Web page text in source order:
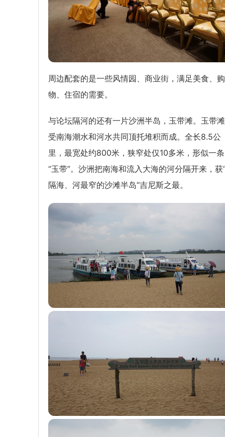
周边配套的是一些风情园、商业街，满足美食、购
物、住宿的需要。
与论坛隔河的还有一片沙洲半岛，玉带滩。玉带
受南海潮水和河水共同顶托堆积而成。全长8.5公
里，最宽处约800米，狭窄处仅10多米，形似一条
“玉带”。沙洲把南海和流入大海的河分隔开来，获
隔海、河最窄的沙滩半岛”吉尼斯之最。